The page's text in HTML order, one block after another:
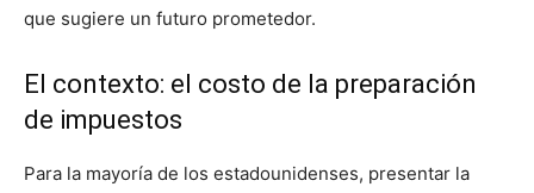
que sugiere un futuro prometedor.
El contexto: el costo de la preparación
de impuestos
Para la mayoría de los estadounidenses, presentar la